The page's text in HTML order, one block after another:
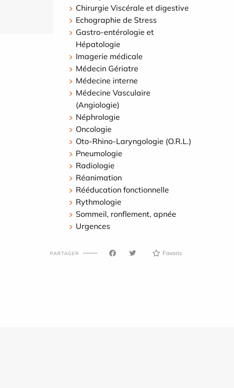
Chirurgie Viscérale et digestive
Echographie de Stress
Gastro-entérologie et
Hépatologie
Imagerie médicale
Médecin Gériatre
Médecine interne
Médecine Vasculaire
(Angiologie)
Néphrologie
Oncologie
Oto-Rhino-Laryngologie (O.R.L.)
Pneumologie
Radiologie
Réanimation
Rééducation fonctionnelle
Rythmologie
Sommeil, ronflement, apnée
Urgences
PARTAGER Favoris